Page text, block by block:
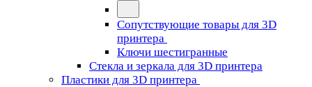
Сопутствующие товары для 3D
принтера
Ключи шестигранные
Стекла и зеркала для 3D принтера
Пластики для 3D принтера